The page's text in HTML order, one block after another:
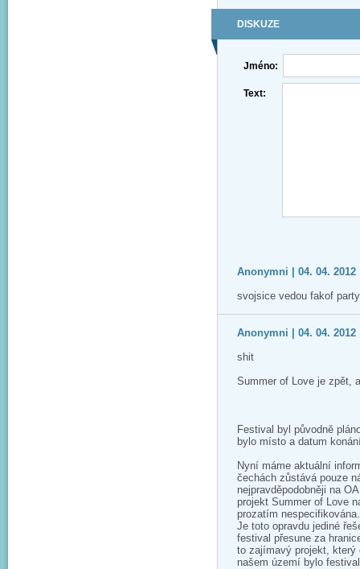
DISKUZE
Jméno:
Text:
Anonymni | 04. 04. 2012
svojsice vedou fakof
Anonymni | 04. 04. 2012
shit
Summer of Love je zpět,
Festival byl původně
bylo místo a datum
Nyní máme aktuální
čechách zůstává pouze
nejpravděpodobněji na
projekt Summer of Love
prozatím
Je toto opravdu jediné
festival přesune za
to zajímavý projekt, který
našem území bylo